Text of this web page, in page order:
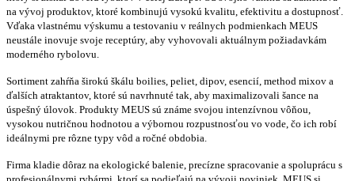
na vývoj produktov, ktoré kombinujú vysokú kvalitu, efektivitu a dostupnosť.
Vďaka vlastnému výskumu a testovaniu v reálnych podmienkach MEUS
neustále inovuje svoje receptúry, aby vyhovovali aktuálnym požiadavkám
moderného rybolovu.
Sortiment zahŕňa širokú škálu boilies, peliet, dipov, esencií, method mixov a
ďalších atraktantov, ktoré sú navrhnuté tak, aby maximalizovali šance na
úspešný úlovok. Produkty MEUS sú známe svojou intenzívnou vôňou,
vysokou nutričnou hodnotou a výbornou rozpustnosťou vo vode, čo ich robí
ideálnymi pre rôzne typy vôd a ročné obdobia.
Firma kladie dôraz na ekologické balenie, precízne spracovanie a spoluprácu s